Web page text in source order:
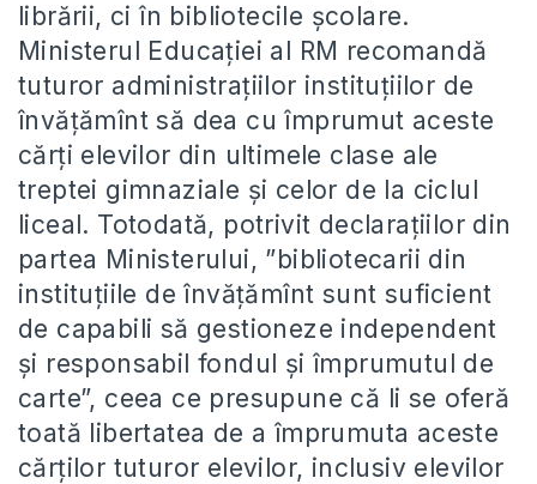
librării, ci în bibliotecile școlare.
Ministerul Educației al RM recomandă
tuturor administrațiilor instituțiilor de
învățămînt să dea cu împrumut aceste
cărți elevilor din ultimele clase ale
treptei gimnaziale și celor de la ciclul
liceal. Totodată, potrivit declarațiilor din
partea Ministerului, ”bibliotecarii din
instituțiile de învățămînt sunt suficient
de capabili să gestioneze independent
și responsabil fondul și împrumutul de
carte”, ceea ce presupune că li se oferă
toată libertatea de a împrumuta aceste
cărților tuturor elevilor, inclusiv elevilor